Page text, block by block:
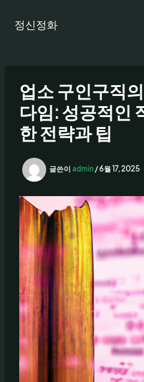
정신정화
업소 구인구직
다임: 성공적인
한 전략과 팁
글쓴이 admin/6월 17, 2025